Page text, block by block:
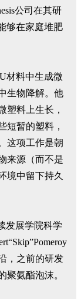
公司在其研
够在家庭堆肥
材料中生成微
生物降解。他
塑料上生长，
短暂的塑料，
这项工作是朝
来源（而不是
境中留下持久
发展学院科学
，之前的研发
聚氨酯泡沫。